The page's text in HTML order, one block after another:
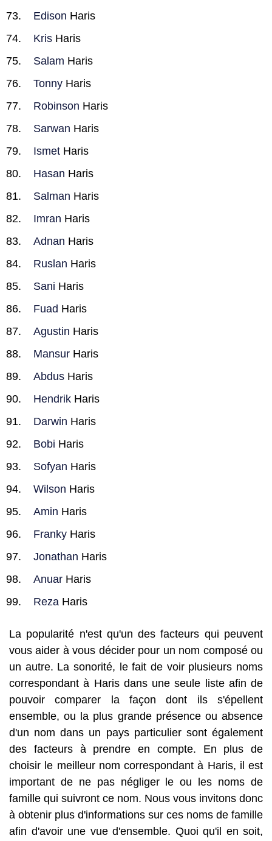
Edison Haris
Kris Haris
Salam Haris
Tonny Haris
Robinson Haris
Sarwan Haris
Ismet Haris
Hasan Haris
Salman Haris
Imran Haris
Adnan Haris
Ruslan Haris
Sani Haris
Fuad Haris
Agustin Haris
Mansur Haris
Abdus Haris
Hendrik Haris
Darwin Haris
Bobi Haris
Sofyan Haris
Wilson Haris
Amin Haris
Franky Haris
Jonathan Haris
Anuar Haris
Reza Haris
La popularité n'est qu'un des facteurs qui peuvent
vous aider à vous décider pour un nom composé ou
un autre. La sonorité, le fait de voir plusieurs noms
correspondant à Haris dans une seule liste afin de
pouvoir comparer la façon dont ils s'épellent
ensemble, ou la plus grande présence ou absence
d'un nom dans un pays particulier sont également
des facteurs à prendre en compte. En plus de
choisir le meilleur nom correspondant à Haris, il est
important de ne pas négliger le ou les noms de
famille qui suivront ce nom. Nous vous invitons donc
à obtenir plus d'informations sur ces noms de famille
afin d'avoir une vue d'ensemble. Quoi qu'il en soit,